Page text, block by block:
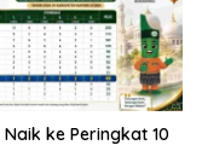
Naik ke Peringkat 10